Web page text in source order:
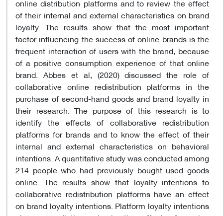
of their internal and external characteristics on brand
loyalty. The results show that the most important
factor influencing the success of online brands is the
frequent interaction of users with the brand, because
of a positive consumption experience of that online
brand. Abbes et al, (2020) discussed the role of
collaborative online redistribution platforms in the
purchase of second-hand goods and brand loyalty in
their research. The purpose of this research is to
identify the effects of collaborative redistribution
platforms for brands and to know the effect of their
internal and external characteristics on behavioral
intentions. A quantitative study was conducted among
214 people who had previously bought used goods
online. The results show that loyalty intentions to
collaborative redistribution platforms have an effect
on brand loyalty intentions. Platform loyalty intentions